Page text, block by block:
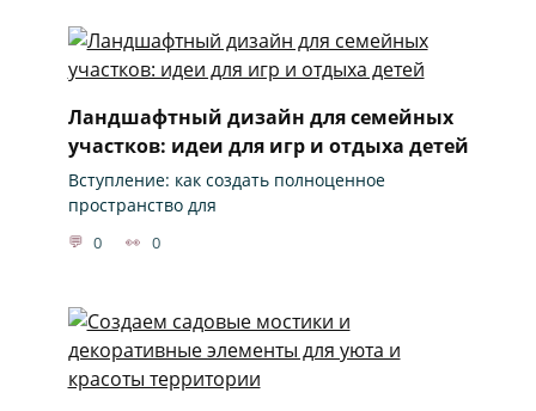
Ландшафтный дизайн для семейных
участков: идеи для игр и отдыха детей
Вступление: как создать полноценное
пространство для
0 0